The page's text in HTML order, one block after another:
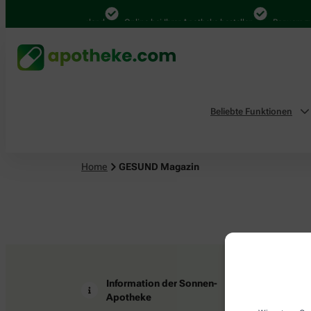
4.000 Mal in Deutschland Online bei Ihrer Apotheke bestellen Bequem
Beliebte Funktionen
Home GESUND Magazin
Information der Sonnen-
Apotheke